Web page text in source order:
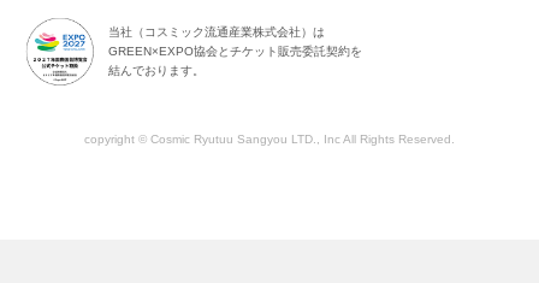
当社（コスミック流通産業株式会社）は
GREEN×EXPO協会とチケット販売委託契約を
結んでおります。
copyright © Cosmic Ryutuu Sangyou LTD., Inc All Rights Reserved.